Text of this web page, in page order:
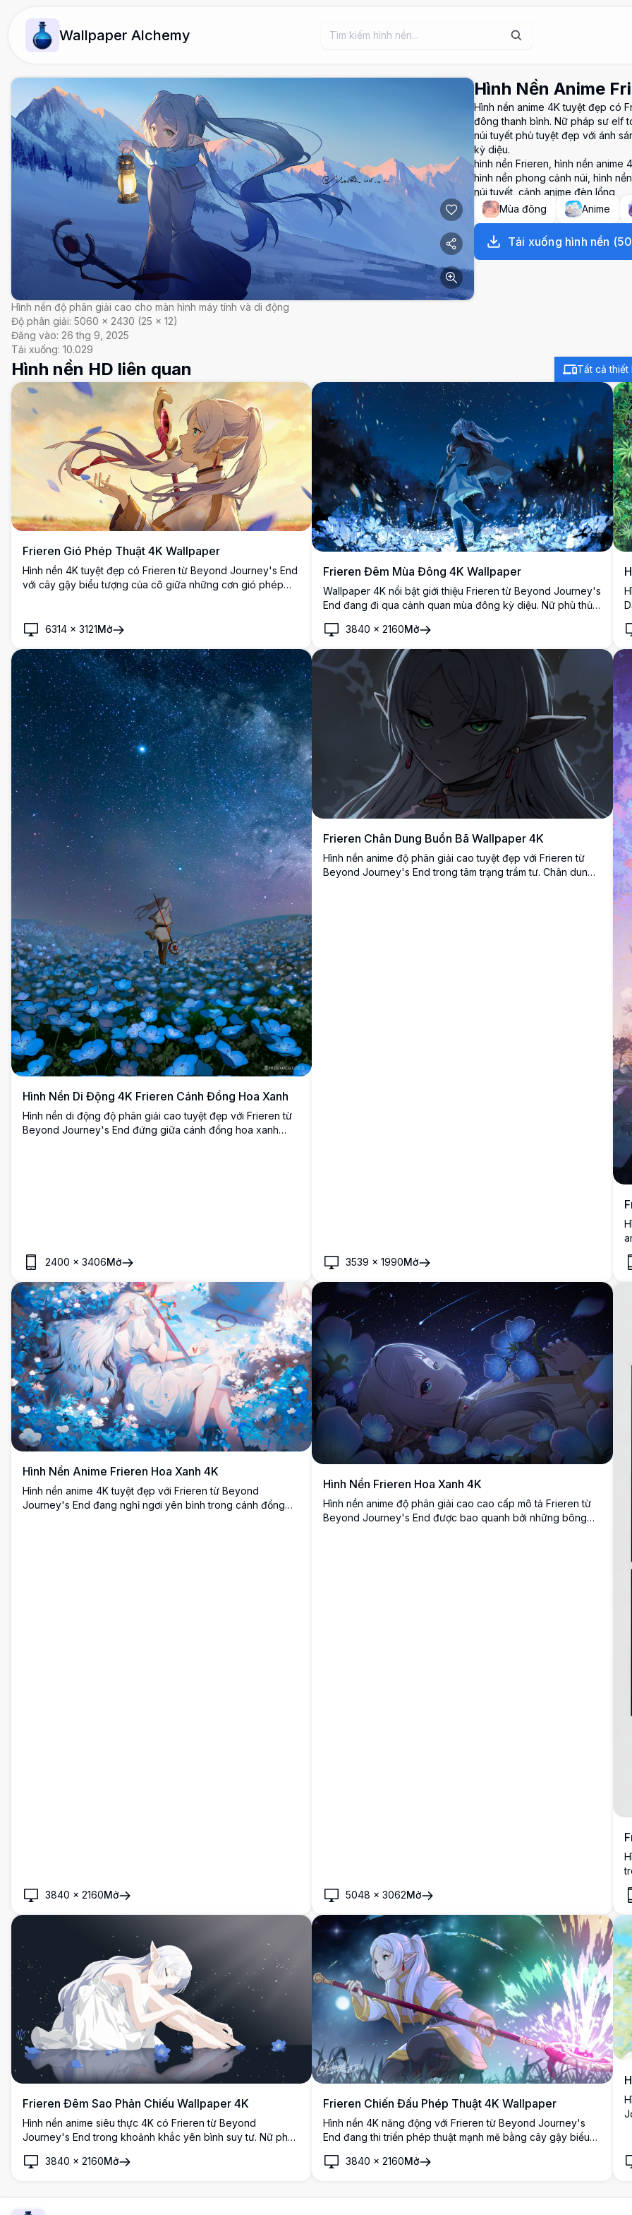
Wallpaper Alchemy
Hình nền độ phân giải cao cho màn hình máy tính và di động
Độ phân giải: 5060 × 2430 (25 × 12)
Đăng vào: 26 thg 9, 2025
Tải xuống: 10.029
Hình Nền Anime
Hình nền anime 4K tuyệt đẹp có
đông thanh bình. Nữ pháp sư elf
núi tuyết phủ tuyệt đẹp với ánh
kỳ diệu.
hình nền Frieren, hình nền anime
hình nền phong cảnh núi, hình
núi tuyết, cảnh anime đèn lồng
Mùa đông
Anime
Tải xuống hình nền (
Hình nền HD liên quan Tất cả thiết
Frieren Gió Phép Thuật 4K Wallpaper
Hình nền 4K tuyệt đẹp có Frieren từ Beyond Journey's End
với cây gậy biểu tượng của cô giữa những cơn gió phép
bổng và bầu không khí huyền bí trong chất lượng siêu độ
6314 × 3121Mở
Frieren Đêm Mùa Đông 4K Wallpaper
Wallpaper 4K nổi bật giới thiệu Frieren từ Beyond Journey's
End đang đi qua cảnh quan mùa đông kỳ diệu. Nữ phù thủy
và cánh hoa mê hoặc dưới bầu trời đêm đầy sao với chất
lượng siêu độ nét cao tuyệt đẹp.
3840 ×2160Mở
Hình Nền Di Động 4K Frieren Cánh Đồng Hoa Xanh
Hình nền di động độ phân giải cao tuyệt đẹp với Frieren từ
Beyond Journey's End đứng giữa cánh đồng hoa xanh
2400 × 3406Mở
Frieren Chân Dung Buồn Bã Wallpaper 4K
Hình nền anime độ phân giải cao tuyệt đẹp với Frieren từ
Beyond Journey's End trong tâm trạng trầm tư. Chân dung
3539 ×1990Mở
Hình Nền Anime Frieren Hoa Xanh 4K
Hình nền anime 4K tuyệt đẹp với Frieren từ Beyond
Journey's End đang nghỉ ngơi yên bình trong cánh đồng
3840 × 2160Mở
Hình Nền Frieren Hoa Xanh 4K
Hình nền anime độ phân giải cao cao cấp mô tả Frieren từ
Beyond Journey's End được bao quanh bởi những bông
5048 ×3062Mở
Frieren Đêm Sao Phản Chiếu Wallpaper 4K
Hình nền anime siêu thực 4K có Frieren từ Beyond
Journey's End trong khoảnh khắc yên bình suy tư. Nữ pháp
sao, được bao quanh bởi những bông hoa xanh tinh tế với
3840 × 2160Mở
Frieren Chiến Đấu Phép Thuật 4K Wallpaper
Hình nền 4K năng động với Frieren từ Beyond Journey's
End đang thi triển phép thuật mạnh mẽ bằng cây gậy biểu
lượng phép thuật rực rỡ trên nền thần bí, thể hiện khả năng
3840 ×2160Mở